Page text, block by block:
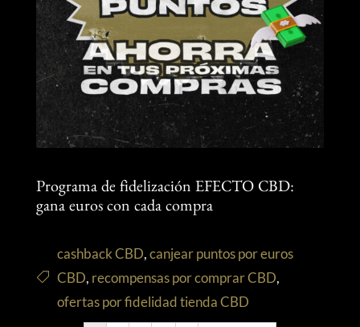
Programa de fidelización EFECTO CBD:
gana euros con cada compra
cashback CBD,canjear puntos por euros
CBD, recompensas por comprar CBD,
ofertas por fidelidad tienda CBD